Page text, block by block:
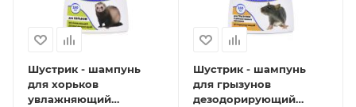
Шустрик - шампунь
для хорьков
увлажняющий
Шустрик - шампунь
для грызунов
дезодорирующий